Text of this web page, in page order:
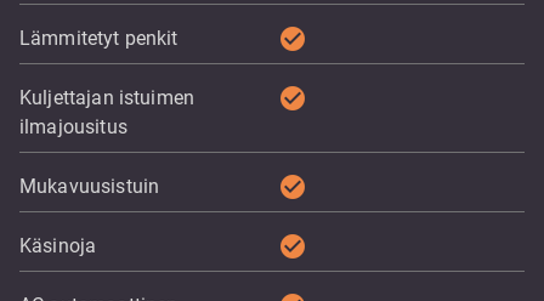
Lämmitetyt penkit check_circle
Kuljettajan istuimen
ilmajousitus
check_circle
Mukavuusistuin check_circle
Käsinoja check_circle